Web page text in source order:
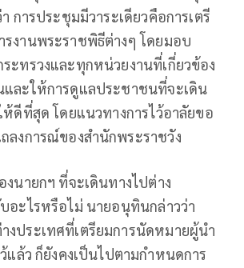
การประชุมมีวาระเดียวคือการเตรี
รงานพระราชพิธีต่างๆ โดยมอบ
ะทรวงและทุกหน่วยงานที่เกี่ยวข้อง
ละให้การดูแลประชาชนที่จะเดิน
ห้ดีที่สุด โดยแนวทางการไว้อาลัยขอ
ลงการณ์ของสำนักพระราชวัง
งนายกฯ ที่จะเดินทางไปต่าง
อะไรหรือไม่ นายอนุทินกล่าวว่า
งประเทศที่เตรียมการนัดหมายผู้นำ
แล้ว ก็ยังคงเป็นไปตามกำหนดการ